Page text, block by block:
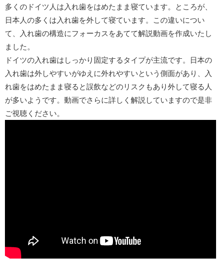
多くのドイツ人は入れ歯をはめたまま寝ています。ところが、
日本人の多くは入れ歯を外して寝ています。この違いについ
て、入れ歯の構造にフォーカスをあてて解説動画を作成いたし
ました。
ドイツの入れ歯はしっかり固定するタイプが主流です。日本の
入れ歯は外しやすいがゆえに外れやすいという側面があり、入
れ歯をはめたまま寝ると誤飲などのリスクもあり外して寝る人
が多いようです。動画でさらに詳しく解説していますので是非
ご視聴ください。